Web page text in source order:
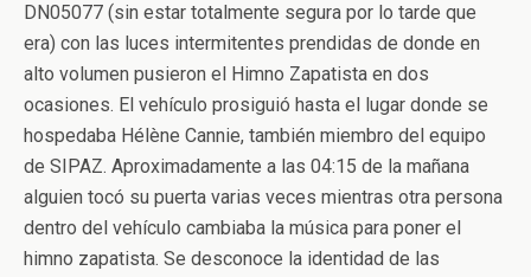
DN05077 (sin estar totalmente segura por lo tarde que
era) con las luces intermitentes prendidas de donde en
alto volumen pusieron el Himno Zapatista en dos
ocasiones. El vehículo prosiguió hasta el lugar donde se
hospedaba Hélène Cannie, también miembro del equipo
de SIPAZ. Aproximadamente a las 04:15 de la mañana
alguien tocó su puerta varias veces mientras otra persona
dentro del vehículo cambiaba la música para poner el
himno zapatista. Se desconoce la identidad de las